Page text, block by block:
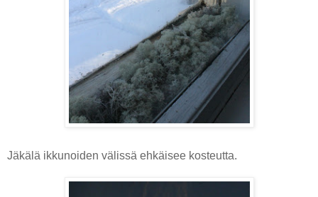
Jäkälä ikkunoiden välissä ehkäisee kosteutta.